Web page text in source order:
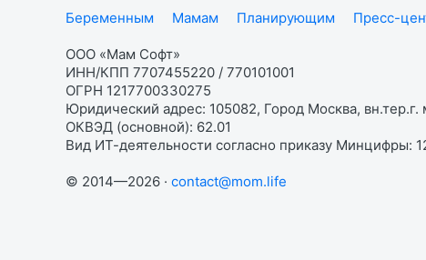
Беременным
Мамам Планирующим Пресс-
ООО «Мам Софт»
ИНН/КПП 7707455220 / 770101001
ОГРН 1217700330275
Юридический адрес: 105082, Город Москва,
ОКВЭД (основной): 62.01
Вид ИТ-деятельности согласно приказу Минцифры:
© 2014—2026 · contact@mom.life